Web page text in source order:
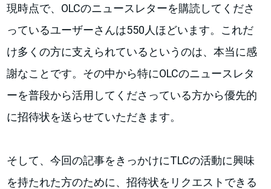
現時点で、OLCのニュースレターを購読してくださ
っているユーザーさんは550人ほどいます。これだ
け多くの方に支えられているというのは、本当に感
謝なことです。その中から特にOLCのニュースレタ
ーを普段から活用してくださっている方から優先的
に招待状を送らせていただきます。
そして、今回の記事をきっかけにTLCの活動に興味
を持たれた方のために、招待状をリクエストできる